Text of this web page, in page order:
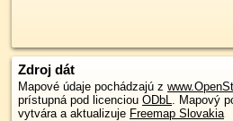
Zdroj dát
Mapové údaje pochádzajú z
prístupná pod licenciou ODbL. Mapový
vytvára a aktualizuje Freemap Slovakia